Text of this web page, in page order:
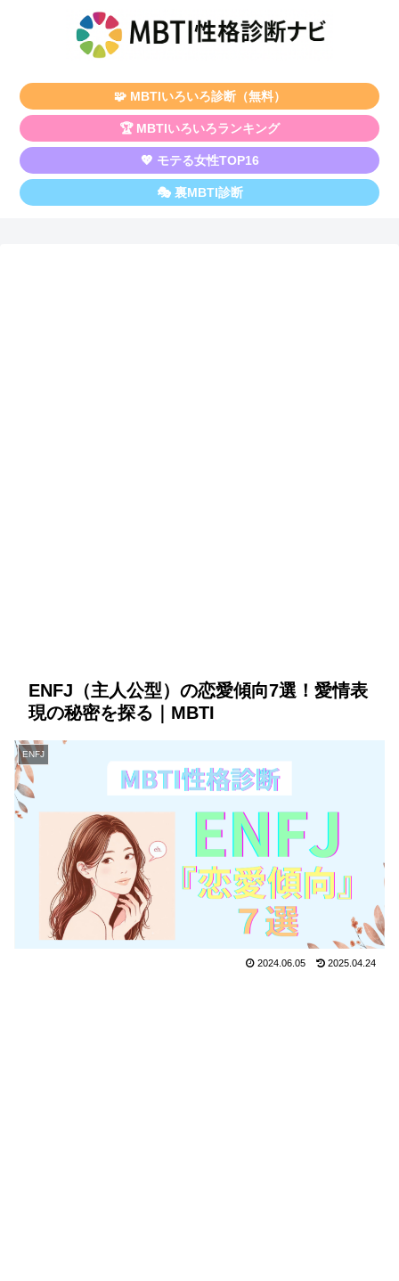
🧩 MBTIいろいろ診断（無料）
🏆 MBTIいろいろランキング
💖 モテる女性TOP16
🎭 裏MBTI診断
ENFJ（主人公型）の恋愛傾向7選！愛情表
現の秘密を探る｜MBTI
ENFJ
2024.06.05 2025.04.24